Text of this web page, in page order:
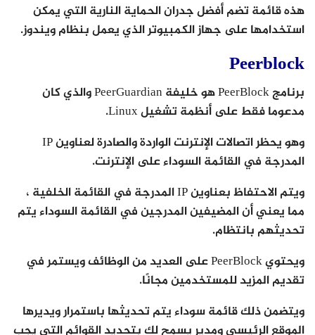
هذه قائمة تضم أفضل جدران الحماية النارية التي يمكن
استخدامها على جهاز الكمبيوتر الذي يعمل بنظام ويندوز.
Peerblock
برنامج PeerBlock هو خليفة PeerGuardian والذي كان
مدعوما فقط على أنظمة تشغيل Linux.
وهو يحظر اتصالات الإنترنت الواردة والصادرة لعناوين IP
المدرجة في القائمة السوداء على الإنترنت.
ويتم الاحتفاظ بعناوين IP المدرجة في القائمة الخلفية ،
مما يعني أن المضيفين المدرجين في القائمة السوداء يتم
تحديثهم بانتظام.
ويحتوي PeerBlock على العديد من الوظائف ويستمر في
تقديم المزيد للمستخدمين مجانًا.
ويتضمن ذلك قائمة سوداء يتم تحديثها باستمرار ويديرها
الموقع الرئيسي ومدير يسمح لك بتحديد القوائم التي يجب